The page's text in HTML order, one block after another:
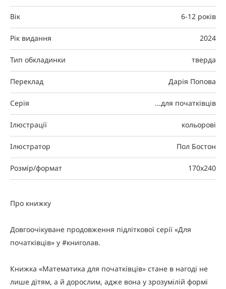
Вік 6-12 років
Рік видання 2024
Тип обкладинки тверда
Переклад Дарія Попова
Серія ...для початківців
Ілюстрації кольорові
Ілюстратор Пол Бостон
Розмір/формат 170х240
Про книжку
Довгоочікуване продовження підліткової серії «Для
початківців» у #книголав.
Книжка «Математика для початківців» стане в нагоді не
лише дітям, а й дорослим, адже вона у зрозумілій формі